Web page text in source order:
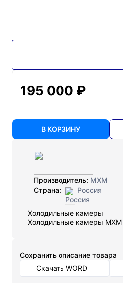
195 000 ₽
В КОРЗИНУ
Производитель: МХМ
Страна:
Россия
Холодильные камеры
Холодильные камеры МХМ
Cохранить описание товара
Скачать WORD